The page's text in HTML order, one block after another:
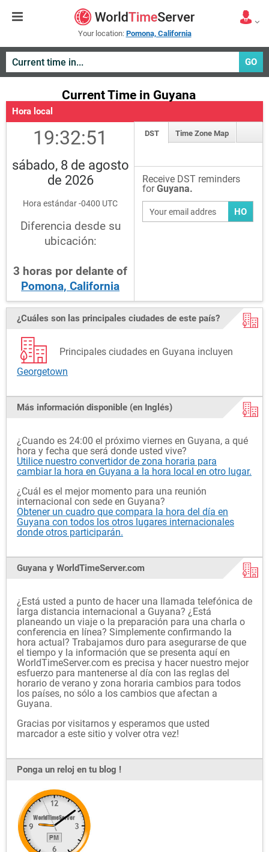
Your location: Pomona, California
GO
Current Time in Guyana
Hora local
19:32:51
sábado, 8 de agosto
de 2026
Hora estándar -0400 UTC
Diferencia desde su
ubicación:
3 horas por delante of
Pomona, California
DST Time Zone Map
Receive DST reminders
forGuyana.
HO
¿Cuáles son las principales ciudades de este país?
Principales ciudades en Guyana incluyen
Georgetown
Más información disponible (en Inglés)
¿Cuando es 24:00 el próximo viernes en Guyana, a qué
hora y fecha que será donde usted vive?
Utilice nuestro convertidor de zona horaria para
cambiar la hora en Guyana a la hora local en otro lugar.
¿Cuál es el mejor momento para una reunión
internacional con sede en Guyana?
Obtener un cuadro que compara la hora del día en
Guyana con todos los otros lugares internacionales
donde otros participarán.
Guyana y WorldTimeServer.com
¿Está usted a punto de hacer una llamada telefónica de
larga distancia internacional a Guyana? ¿Está
planeando un viaje o la preparación para una charla o
conferencia en línea? Simplemente confirmando la
hora actual? Trabajamos duro para asegurarse de que
el tiempo y la información que se presenta aquí en
WorldTimeServer.com es precisa y hacer nuestro mejor
esfuerzo para mantenerse al día con las reglas del
horario de verano y zona horaria cambios para todos
los países, no sólo a los cambios que afectan a
Guyana.
Gracias por visitarnos y esperamos que usted
marcador a este sitio y volver otra vez!
Ponga un reloj en tu blog !